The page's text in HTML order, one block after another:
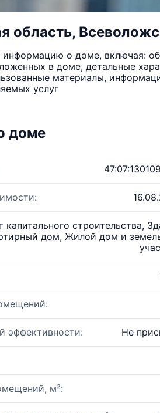
область,
о доме, включая:
в доме, детальные
материалы,
услуг
доме
капитального строительства,
дом, Жилой дом и
эффективности: Не
м²: